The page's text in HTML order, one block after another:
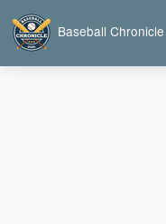
Baseball Chronicle